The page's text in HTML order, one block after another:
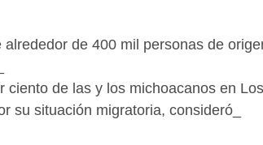
alrededor de 400 mil personas de
ciento de las y los michoacanos en
su situación migratoria, consideró_